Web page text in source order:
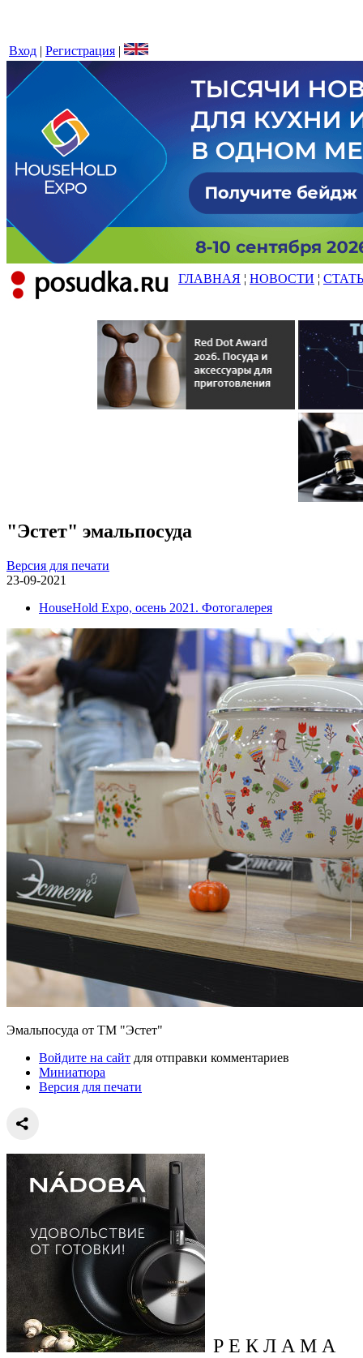
Вход | Регистрация |
ГЛАВНАЯ ¦ НОВОСТИ ¦
"Эстет" эмальпосуда
Версия для печати
23-09-2021
HouseHold Expo, осень 2021. Фотогалерея
Эмальпосуда от ТМ "Эстет"
Войдите на сайт для отправки комментариев
Миниатюра
Версия для печати
Р Е К Л А М А